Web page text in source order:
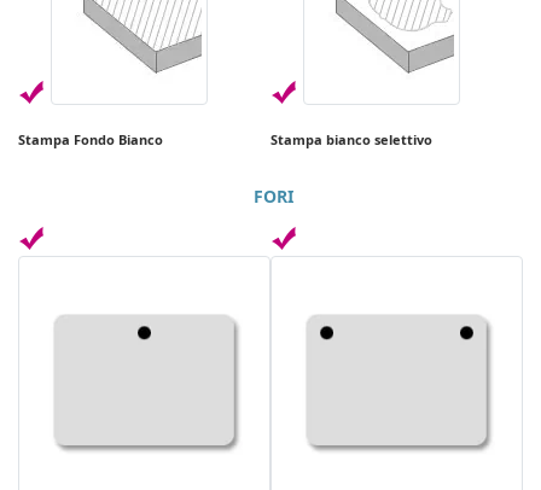
Stampa Fondo Bianco Stampa bianco selettivo
FORI